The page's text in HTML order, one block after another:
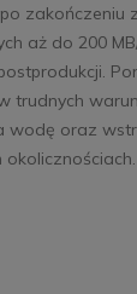
zakończeniu
aż do 200
trudnych
oraz